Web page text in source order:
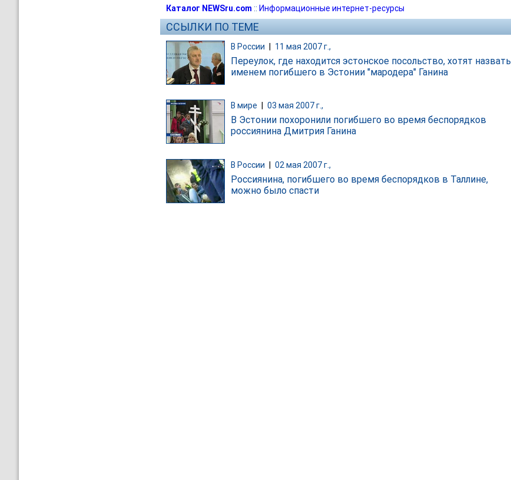
Каталог NEWSru.com :: Информационные интернет-ресурсы
ССЫЛКИ ПО ТЕМЕ
В России 11 мая 2007 г.,
Переулок, где находится эстонское посольство, хотят назвать
именем погибшего в Эстонии "мародера" Ганина
В мире 03 мая 2007 г.,
В Эстонии похоронили погибшего во время беспорядков
россиянина Дмитрия Ганина
В России | 02 мая 2007 г.,
Россиянина, погибшего во время беспорядков в Таллине,
можно было спасти